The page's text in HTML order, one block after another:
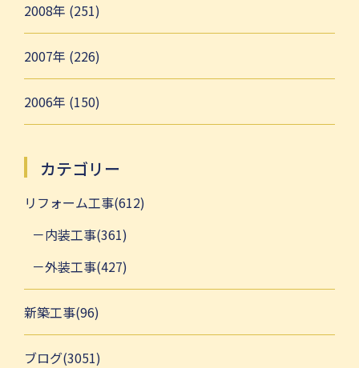
2008年 (251)
2007年 (226)
2006年 (150)
カテゴリー
リフォーム工事(612)
内装工事(361)
外装工事(427)
新築工事(96)
ブログ(3051)